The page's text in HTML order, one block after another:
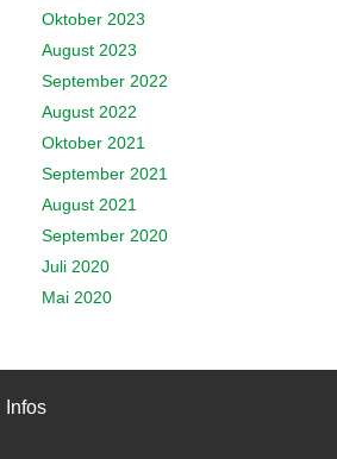
Oktober 2023
August 2023
September 2022
August 2022
Oktober 2021
September 2021
August 2021
September 2020
Juli 2020
Mai 2020
Infos